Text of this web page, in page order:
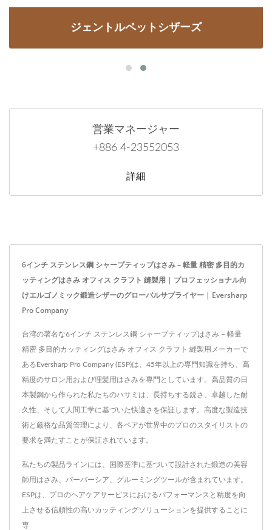
ジェントルペットシザーズ
営業マネージャー
+886 4-23552053
詳細
6インチ ステンレス鋼 シャープティップはさみ – 軽量 精密 多目的カ
ッティングはさみ オフィス クラフト 縫製用 | プロフェッショナル向
けエルゴノミック鍛造シザーのグローバルサプライヤー | Eversharp
Pro Company
台湾の著名な6インチ ステンレス鋼 シャープティップはさみ – 軽量
精密 多目的カッティングはさみ オフィス クラフト 縫製用メーカーで
あるEversharp Pro Company (ESP)は、45年以上の専門知識を持ち、高
精度のサロン用および理髪用はさみを専門としています。高品質の日
本製鋼から作られた私たちのハサミは、長持ちする鋭さ、卓越した耐
久性、そして人間工学に基づいた快適さを保証します。高度な製造技
術と厳格な品質管理により、各ペアが世界中のプロのスタイリストの
要求を満たすことが保証されています。
私たちの製品ラインには、国際基準に基づいて設計された鍛造の美容
師用はさみ、バーバーシア、グルーミングツールが含まれています。
ESPは、プロのヘアケアサービスにおけるパフォーマンスと精度を向
上させる信頼性の高いカッティングソリューションを提供することに
専